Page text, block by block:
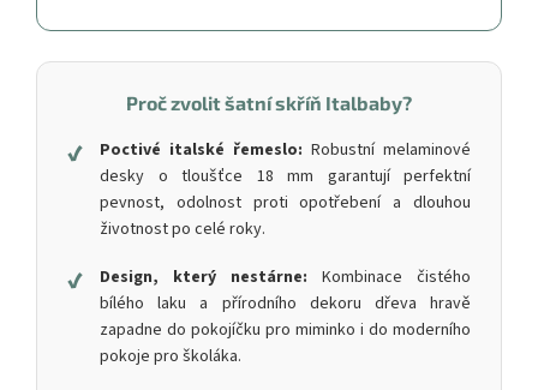
Proč zvolit šatní skříň Italbaby?
✔ Poctivé italské řemeslo: Robustní melaminové
desky o tloušťce 18 mm garantují perfektní
pevnost, odolnost proti opotřebení a dlouhou
životnost po celé roky.
✔ Design, který nestárne: Kombinace čistého
bílého laku a přírodního dekoru dřeva hravě
zapadne do pokojíčku pro miminko i do moderního
pokoje pro školáka.